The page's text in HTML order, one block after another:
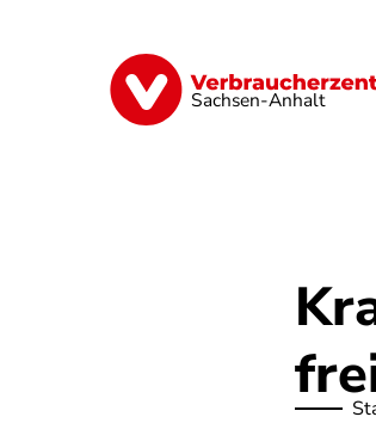
Sachsen-Anhalt
Finanzen Digitales